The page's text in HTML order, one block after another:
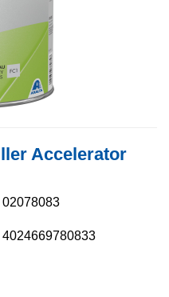
Accelerator
02078083
4024669780833